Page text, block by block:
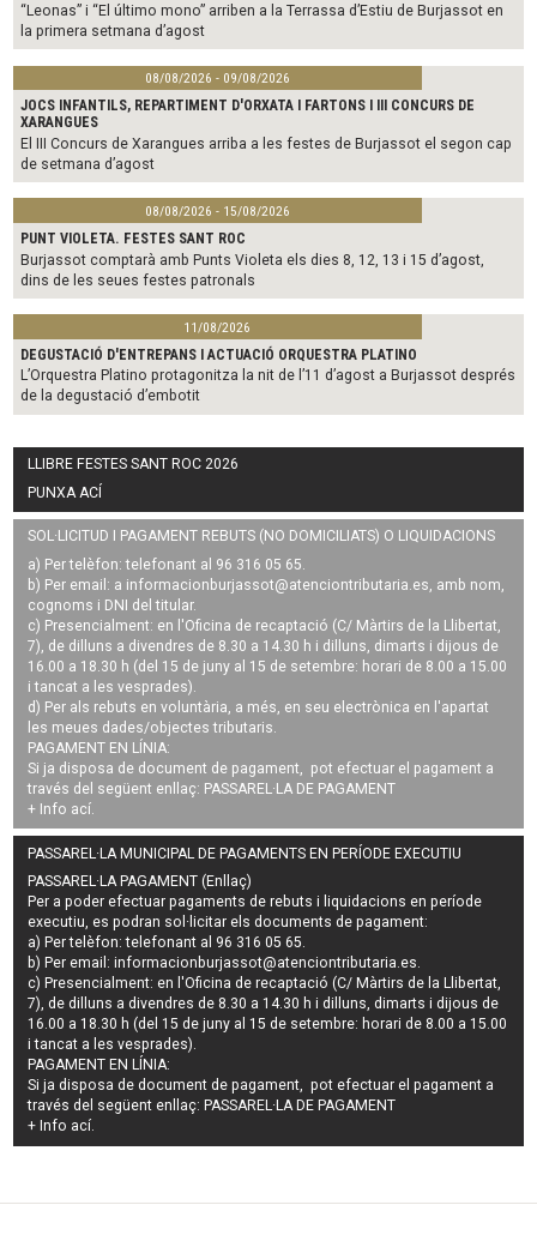
“Leonas” i “El último mono” arriben a la Terrassa d’Estiu de Burjassot en
la primera setmana d’agost
08/08/2026 - 09/08/2026
JOCS INFANTILS, REPARTIMENT D'ORXATA I FARTONS I III CONCURS DE
XARANGUES
El III Concurs de Xarangues arriba a les festes de Burjassot el segon cap
de setmana d’agost
08/08/2026 - 15/08/2026
PUNT VIOLETA. FESTES SANT ROC
Burjassot comptarà amb Punts Violeta els dies 8, 12, 13 i 15 d’agost,
dins de les seues festes patronals
11/08/2026
DEGUSTACIÓ D'ENTREPANS I ACTUACIÓ ORQUESTRA PLATINO
L’Orquestra Platino protagonitza la nit de l’11 d’agost a Burjassot després
de la degustació d’embotit
LLIBRE FESTES SANT ROC 2026
PUNXA ACÍ
SOL·LICITUD I PAGAMENT REBUTS (NO DOMICILIATS) O LIQUIDACIONS
a) Per telèfon: telefonant al 96 316 05 65.
b) Per email: a informacionburjassot@atenciontributaria.es, amb nom,
cognoms i DNI del titular.
c) Presencialment: en l'Oficina de recaptació (C/ Màrtirs de la Llibertat,
7), de dilluns a divendres de 8.30 a 14.30 h i dilluns, dimarts i dijous de
16.00 a 18.30 h (del 15 de juny al 15 de setembre: horari de 8.00 a 15.00
i tancat a les vesprades).
d) Per als rebuts en voluntària, a més, en seu electrònica en l'apartat
les meues dades/objectes tributaris.
PAGAMENT EN LÍNIA:
Si ja disposa de document de pagament, pot efectuar el pagament a
través del següent enllaç: PASSAREL·LA DE PAGAMENT
+ Info ací.
PASSAREL·LA MUNICIPAL DE PAGAMENTS EN PERÍODE EXECUTIU
PASSAREL·LA PAGAMENT (Enllaç)
Per a poder efectuar pagaments derebuts i liquidacions en període
executiu, es podran sol·licitar els documents de pagament:
a) Per telèfon: telefonant al 96 316 05 65.
b) Per email:informacionburjassot@atenciontributaria.es.
c) Presencialment: en l'Oficina de recaptació (C/ Màrtirs de la Llibertat,
7), de dilluns a divendres de 8.30 a 14.30 h i dilluns, dimarts i dijous de
16.00 a 18.30 h (del 15 de juny al 15 de setembre: horari de 8.00 a 15.00
i tancat a les vesprades).
PAGAMENT EN LÍNIA:
Si ja disposa de document de pagament, pot efectuar el pagament a
través del següent enllaç: PASSAREL·LA DE PAGAMENT
+ Info ací.